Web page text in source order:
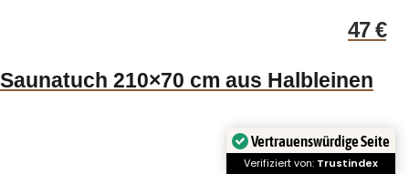
47€
Saunatuch 210×70 cm aus Halbleinen
59€
Vertrauenswürdige Seite
Verifiziert von: Trustindex